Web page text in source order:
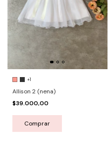
+1
Allison 2 (nena)
$39.000,00
Comprar